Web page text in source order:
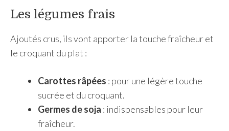
Les légumes frais
Ajoutés crus, ils vont apporter la touche fraîcheur et
le croquant du plat :
Carottes râpées : pour une légère touche
sucrée et du croquant.
Germes de soja : indispensables pour leur
fraîcheur.